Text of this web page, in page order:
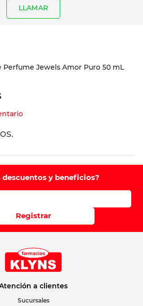
LLAMAR
Jewels Amor Puro 50 mL
de 1 a 5 estrellas
descuentos y beneficios?
Registrar
a clientes
Sucursales